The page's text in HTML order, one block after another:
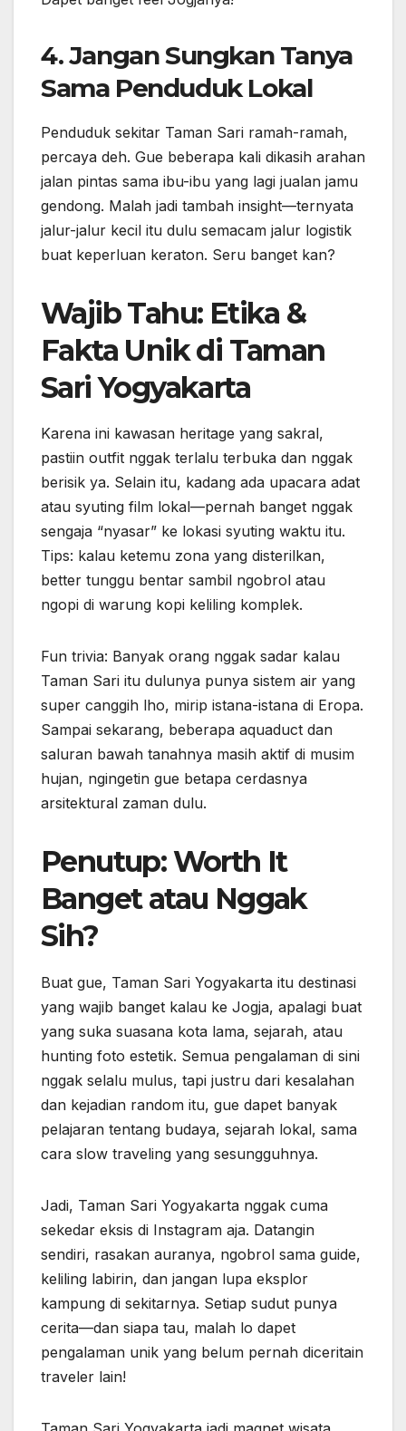
gendong. Malah jadi tambah insight—ternyata
jalur-jalur kecil itu dulu semacam jalur logistik
Wajib Tahu: Etika &
Fakta Unik di Taman
Sari Yogyakarta
pastiin outfit nggak terlalu terbuka dan nggak
berisik ya. Selain itu, kadang ada upacara adat
atau syuting film lokal—pernah banget nggak
sengaja “nyasar” ke lokasi syuting waktu itu.
better tunggu bentar sambil ngobrol atau
ngopi di warung kopi keliling komplek.
Fun trivia: Banyak orang nggak sadar kalau
Taman Sari itu dulunya punya sistem air yang
super canggih lho, mirip istana-istana di Eropa.
Sampai sekarang, beberapa aquaduct dan
saluran bawah tanahnya masih aktif di musim
arsitektural zaman dulu.
Penutup: Worth It
Banget atau Nggak
Sih?
yang wajib banget kalau ke Jogja, apalagi buat
yang suka suasana kota lama, sejarah, atau
hunting foto estetik. Semua pengalaman di sini
nggak selalu mulus, tapi justru dari kesalahan
pelajaran tentang budaya, sejarah lokal, sama
cara slow traveling yang sesungguhnya.
Jadi, Taman Sari Yogyakarta nggak cuma
sekedar eksis di Instagram aja. Datangin
sendiri, rasakan auranya, ngobrol sama guide,
keliling labirin, dan jangan lupa eksplor
kampung di sekitarnya. Setiap sudut punya
pengalaman unik yang belum pernah diceritain
traveler lain!
Taman Sari Yogyakarta jadi magnet wisata
keren yang penuh cerita, sejarah, dan pesona
tersembunyi. Simak pengalaman langsung, tips
unik, dan rahasia seru di sini!